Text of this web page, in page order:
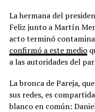
La hermana del
Feliz junto a Martín
acto terminó
confirmó a este medio
a las autoridades del
La bronca de Pareja,
sus redes, es
blanco en común: